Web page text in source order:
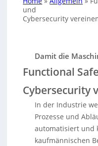
und
Cybersecurity
Damit die
Functional
Cybersecurity
In der Industrie
Prozesse und
automatisiert und
kaufmännischen